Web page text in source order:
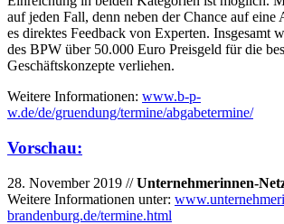
auf jeden Fall, denn neben der Chance auf eine
es direktes Feedback von Experten. Insgesamt
des BPW über 50.000 Euro Preisgeld für die
Geschäftskonzepte verliehen.
Weitere Informationen: www.b-p-
w.de/de/gruendung/termine/abgabetermine/
Vorschau:
28. November 2019 //Unternehmerinnen-
Weitere Informationen unter:
brandenburg.de/termine.html